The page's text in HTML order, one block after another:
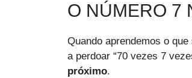
O NÚMERO 7
Quando aprendemos o
a perdoar “70 vezes 7
próximo.